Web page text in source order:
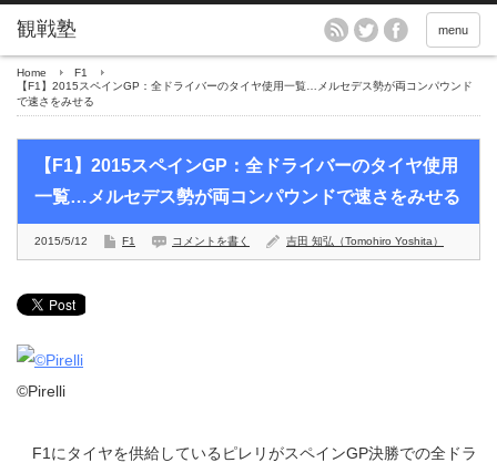
menu
Home
F1
【F1】2015スペインGP：全ドライバーのタイヤ使用一覧…メルセデス勢が両コンパウンド
で速さをみせる
【F1】2015スペインGP：全ドライバーのタイヤ使用
一覧…メルセデス勢が両コンパウンドで速さをみせる
2015/5/12 F1 コメントを書く 吉田 知弘（Tomohiro Yoshita）
©Pirelli
F1にタイヤを供給しているピレリがスペインGP決勝での全ドラ